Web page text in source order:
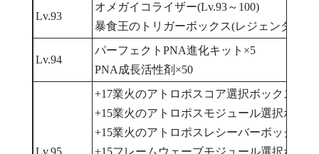
Lv.93
オメガイコライザー(Lv.93～100)
暴食王のトリガーボックス(レジェンダリー
Lv.94
パーフェクトPNA進化キット×5
PNA成長活性剤×50
+17業火のアトロポスコア選択ボックス
+15業火のアトロポスモジュール選択ボッ
+15業火のアトロポスレシーバーボックス